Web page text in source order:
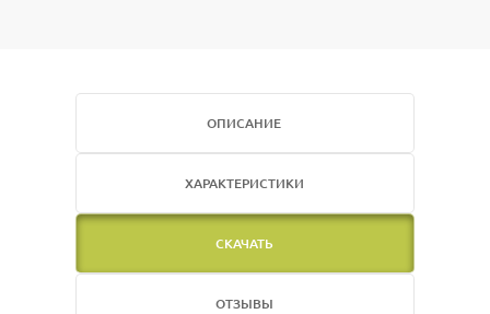
ОПИСАНИЕ
ХАРАКТЕРИСТИКИ
СКАЧАТЬ
ОТЗЫВЫ